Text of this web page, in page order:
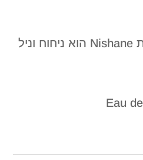
הבושם Nefs של חברת Nishane הוא ניחוח וניל